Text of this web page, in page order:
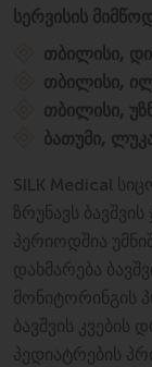
სერვისის
თბილისი,
თბილისი,
თბილისი,
ბათუმი,
SILK Medical
ზრუნავს
პერიოდშია
დახმარება
მონიტორინგის
ბავშვის
პედიატრების